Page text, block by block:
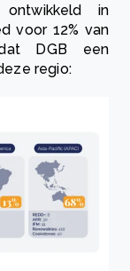
in
voor 12% van
DGB een
regio: